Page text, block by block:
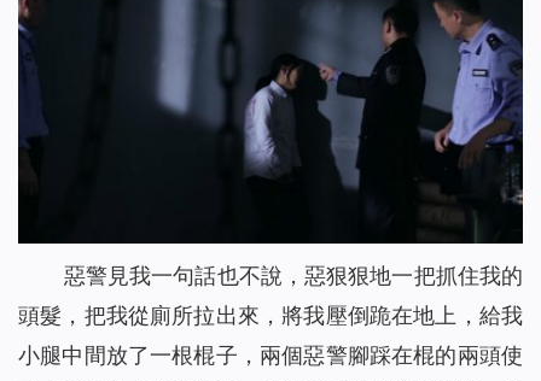
惡警見我一句話也不說，惡狠狠地一把抓住我的
頭髮，把我從廁所拉出來，將我壓倒跪在地上，給我
小腿中間放了一根棍子，兩個惡警腳踩在棍的兩頭使